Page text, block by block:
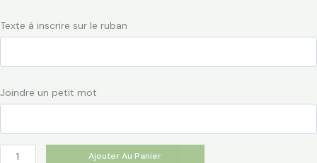
Texte à inscrire sur le ruban
Joindre un petit mot
Ajouter Au Panier